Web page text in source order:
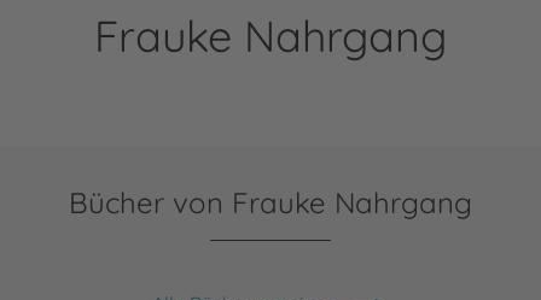
Frauke Nahrgang
Bücher von Frauke Nahrgang